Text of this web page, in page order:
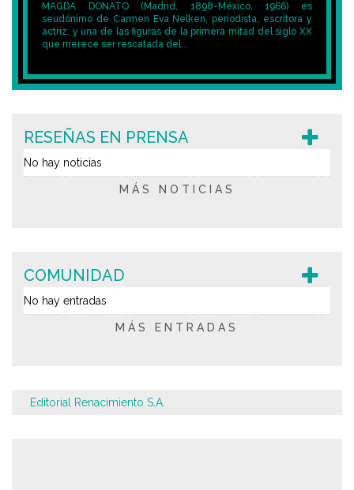
MAGDA DONATO (Madrid, 1898-México, 1966) es
seudónimo de Carmen Eva Nelken, periodista, escritora y
actriz, y una de las figuras de la primera mitad del siglo XX
que merece ser rescatada del...
RESEÑAS EN PRENSA
No hay noticias
MÁS NOTICIAS
COMUNIDAD
No hay entradas
MÁS ENTRADAS
Editorial Renacimiento S.A.